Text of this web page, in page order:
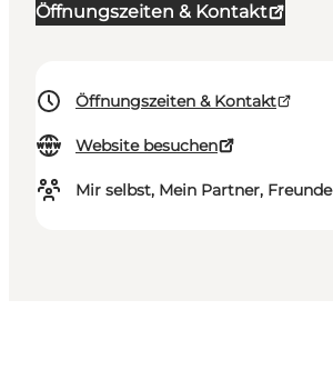
Öffnungszeiten & Kontakt
Öffnungszeiten & Kontakt
Website besuchen
Mir selbst, Mein Partner, Freunde